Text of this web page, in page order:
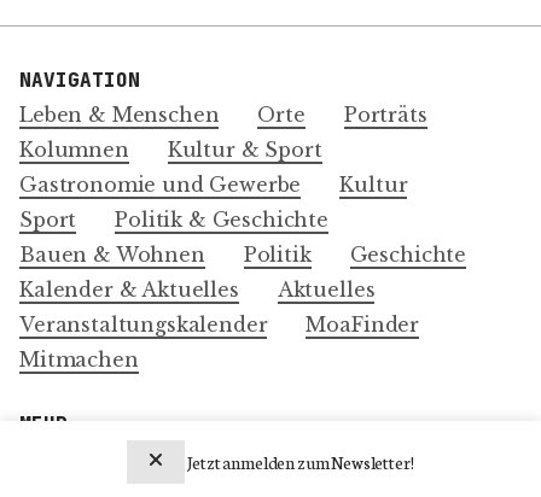
NAVIGATION
Leben & Menschen Orte
Porträts
Kolumnen
Kultur & Sport
Gastronomie und Gewerbe
Kultur
Sport
Politik & Geschichte
Bauen & Wohnen
Politik
Geschichte
Kalender & Aktuelles
Aktuelles
Veranstaltungskalender
MoaFinder
Mitmachen
MEHR
Jetzt anmelden zum Newsletter!